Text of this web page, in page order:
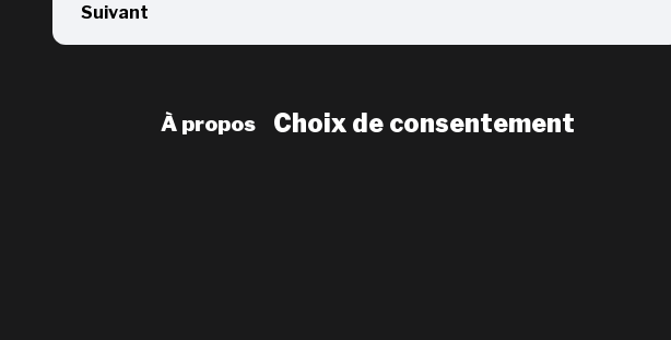
Suivant
À propos Choix de consentement